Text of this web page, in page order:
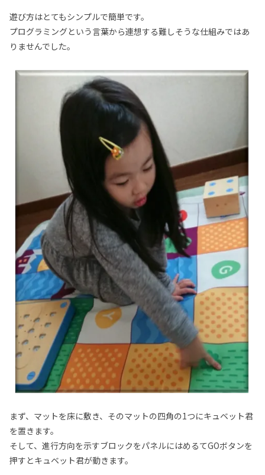
遊び方はとてもシンプルで簡単です。
プログラミングという言葉から連想する難しそうな仕組みではあ
りませんでした。
まず、マットを床に敷き、そのマットの四角の1つにキュベット君
を置きます。
そして、進行方向を示すブロックをパネルにはめるてGOボタンを
押すとキュベット君が動きます。